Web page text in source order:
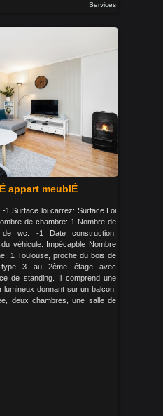
Services
appart meublÉ
1 Surface loi carrez: Surface Loi
de chambre: 1 Nombre de
wc: -1 Date construction:
véhicule: Impécapble Nombre
1 Toulouse, proche du bois de
type 3 au 2ème étage avec
de standing. Il comprend une
donnant sur un balcon,
deux chambres, une salle de